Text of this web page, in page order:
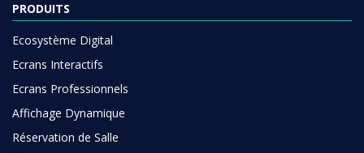
PRODUITS
Ecosystème Digital
Ecrans Interactifs
Ecrans Professionnels
Affichage Dynamique
Réservation de Salle